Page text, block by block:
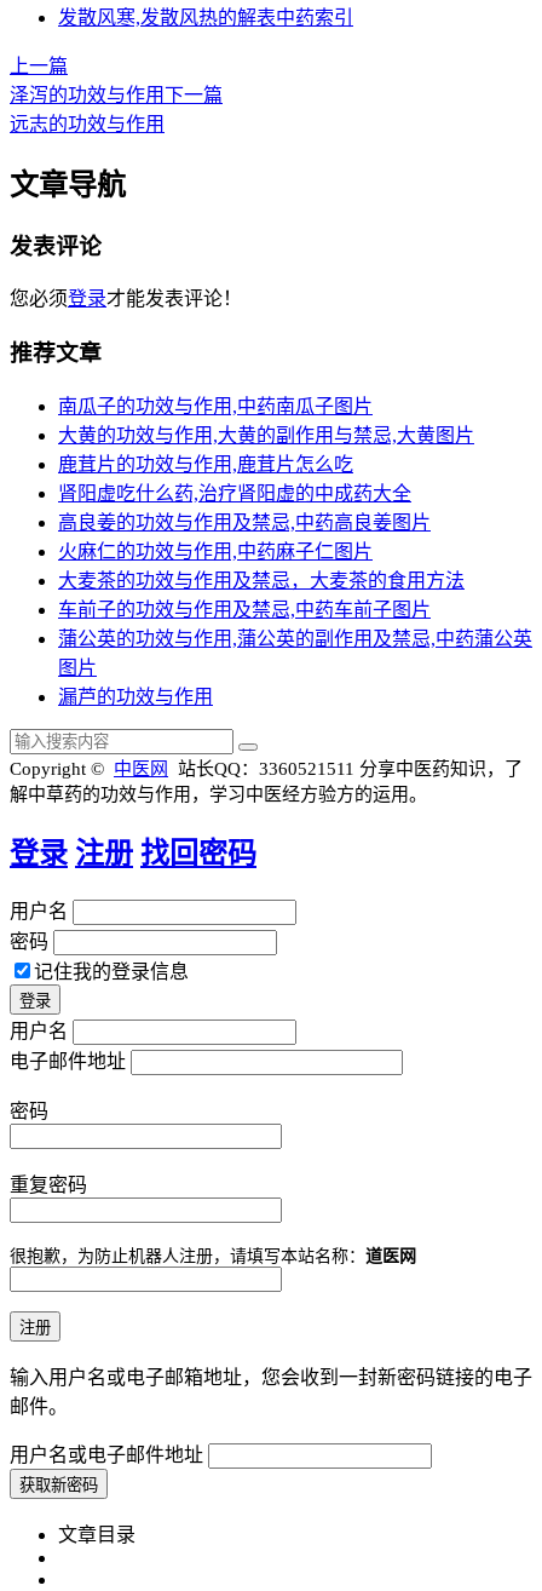
发散风寒,发散风热的解表中药索引
上一篇
泽泻的功效与作用下一篇
远志的功效与作用
文章导航
发表评论
您必须登录才能发表评论！
推荐文章
南瓜子的功效与作用,中药南瓜子图片
大黄的功效与作用,大黄的副作用与禁忌,大黄图片
鹿茸片的功效与作用,鹿茸片怎么吃
肾阳虚吃什么药,治疗肾阳虚的中成药大全
高良姜的功效与作用及禁忌,中药高良姜图片
火麻仁的功效与作用,中药麻子仁图片
大麦茶的功效与作用及禁忌，大麦茶的食用方法
车前子的功效与作用及禁忌,中药车前子图片
蒲公英的功效与作用,蒲公英的副作用及禁忌,中药蒲公英
图片
漏芦的功效与作用
Copyright © 中医网 站长QQ：3360521511 分享中医药知识，了
解中草药的功效与作用，学习中医经方验方的运用。
登录 注册 找回密码
用户名
密码
记住我的登录信息
用户名
电子邮件地址
密码
重复密码
很抱歉，为防止机器人注册，请填写本站名称： 道医网
输入用户名或电子邮箱地址，您会收到一封新密码链接的电子
邮件。
用户名或电子邮件地址
文章目录